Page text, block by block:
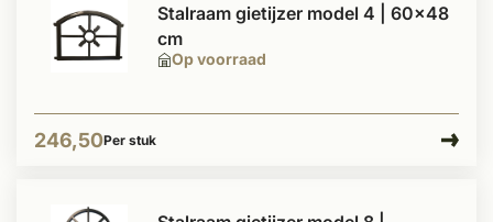
Op voorraad
Stalraam gietijzer model 4 | 60x48
cm
246,50Per stuk